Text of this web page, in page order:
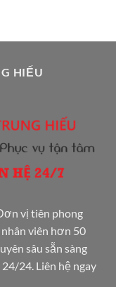
HIẾU
vị tiên phong
viên hơn 50
sâu sẵn sàng
24. Liên hệ ngay